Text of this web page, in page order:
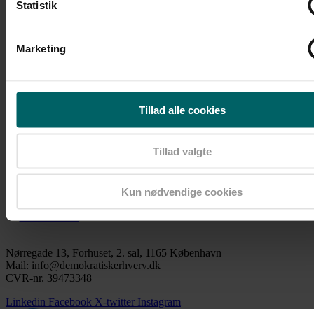
Statistik
Marketing
Tillad alle cookies
Tillad valgte
Kun nødvendige cookies
Google kalender
Nørregade 13, Forhuset, 2. sal, 1165 København
Mail: info@demokratiskerhverv.dk
CVR-nr. 39473348
Linkedin Facebook X-twitter Instagram